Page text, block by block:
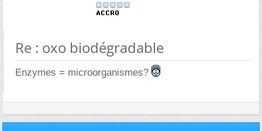
Re : oxo biodégradable
Enzymes = microorganismes?